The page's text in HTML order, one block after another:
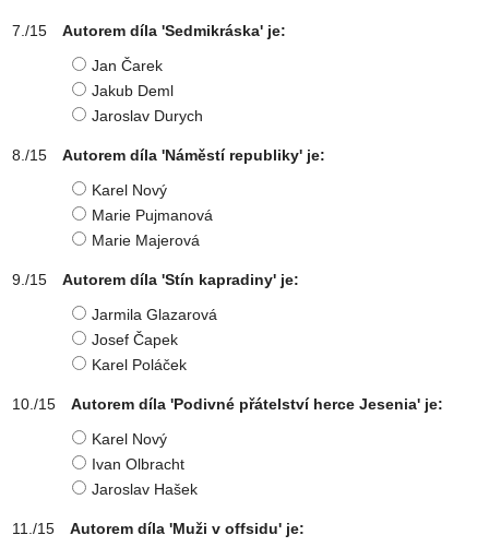
Autorem díla 'Sedmikráska' je:
Jan Čarek
Jakub Deml
Jaroslav Durych
Autorem díla 'Náměstí republiky' je:
Karel Nový
Marie Pujmanová
Marie Majerová
Autorem díla 'Stín kapradiny' je:
Jarmila Glazarová
Josef Čapek
Karel Poláček
Autorem díla 'Podivné přátelství herce Jesenia' je:
Karel Nový
Ivan Olbracht
Jaroslav Hašek
Autorem díla 'Muži v offsidu' je: